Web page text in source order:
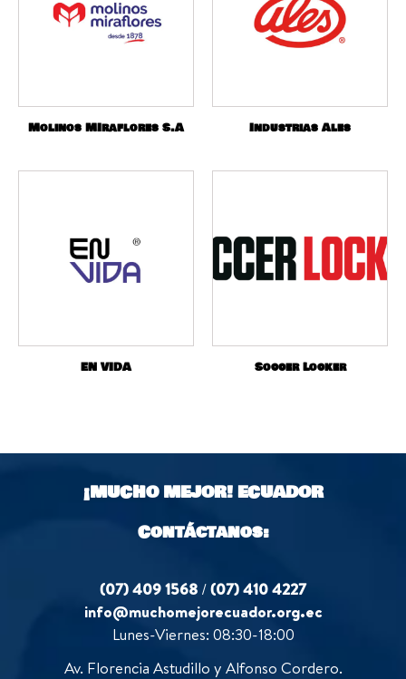
Molinos MIraflores S.A Industrias Ales
EN VIDA Soccer Locker
¡MUCHO MEJOR!ECUADOR
Contáctanos:
(07) 409 1568 /(07) 410 4227
info@muchomejorecuador.org.ec
Lunes-Viernes: 08:30-18:00
Av. Florencia Astudillo y Alfonso Cordero.